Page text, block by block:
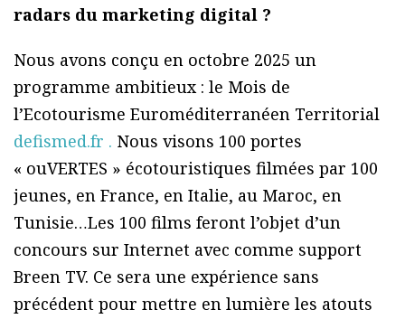
radars du marketing digital ?
Nous avons conçu en octobre 2025 un
programme ambitieux : le Mois de
l’Ecotourisme Euroméditerranéen Territorial
defismed.fr . Nous visons 100 portes
« ouVERTES » écotouristiques filmées par 100
jeunes, en France, en Italie, au Maroc, en
Tunisie…Les 100 films feront l’objet d’un
concours sur Internet avec comme support
Breen TV. Ce sera une expérience sans
précédent pour mettre en lumière les atouts